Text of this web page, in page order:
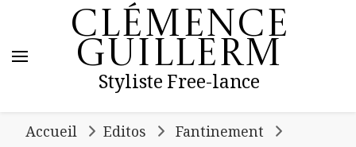
Clémence
Guillerm
Styliste Free-lance
Accueil Editos
Fantinement